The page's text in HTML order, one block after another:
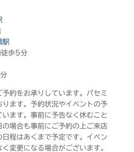
駅
徒歩5分
約をお承りしています。パセミ
ます。予約状況やイベントの予
ます。事前に予告なく休むこと
の場合も事前にご予約の上ご来店
日程はあくまで予定です。イベン
く変更になる場合がございます。